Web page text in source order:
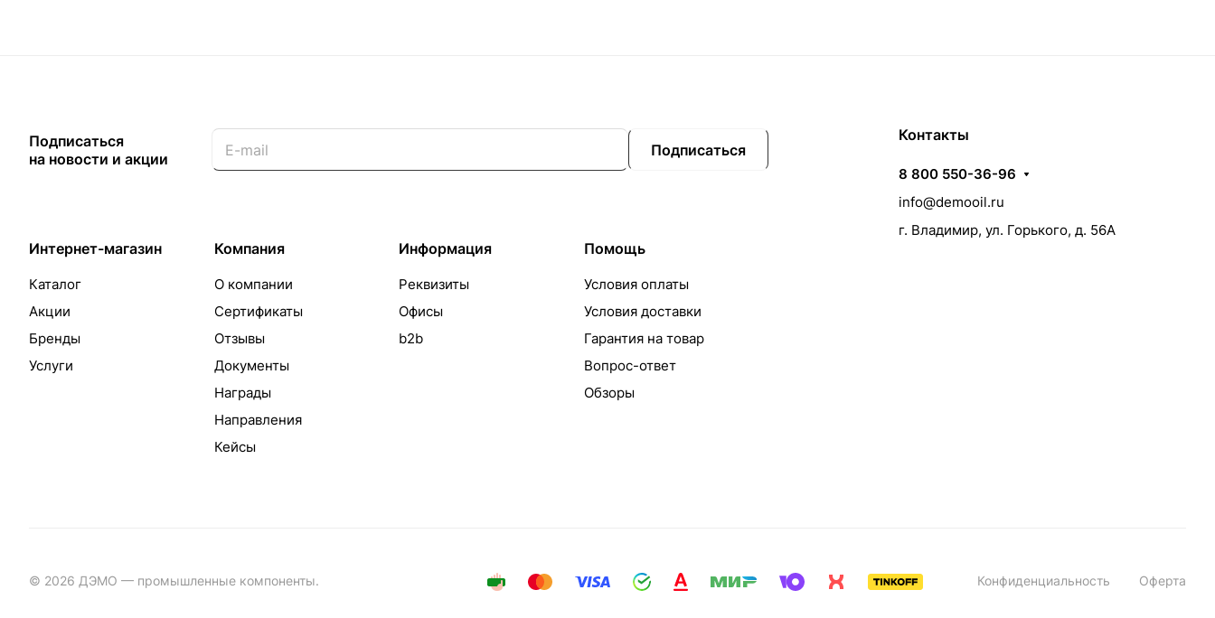
Подписаться
на новости и акции
Подписаться
Интернет-магазин
Каталог
Акции
Бренды
Услуги
Компания
О компании
Сертификаты
Отзывы
Документы
Награды
Направления
Кейсы
Информация
Реквизиты
Офисы
b2b
Помощь
Условия оплаты
Условия доставки
Гарантия на товар
Вопрос-ответ
Обзоры
Контакты
8 800 550-36-96
info@demooil.ru
г. Владимир, ул. Горького, д. 56А
© 2026 ДЭМО — промышленные компоненты. Конфиденциальность Оферта